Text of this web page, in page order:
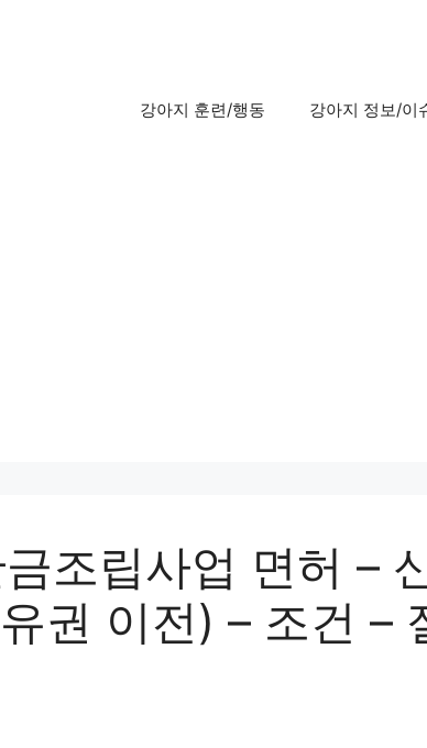
강아지 훈련/행동 강아지 정보/이
조립사업 면허 –
권 이전) – 조건 –